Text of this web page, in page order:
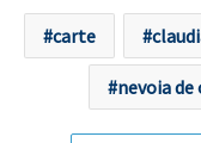
carte
nevoia de